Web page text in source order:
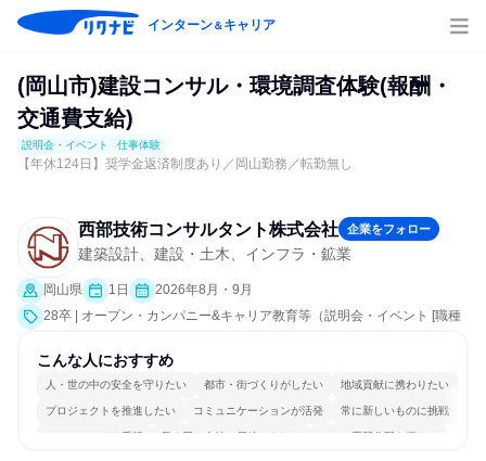
インターン＆キャリア
(岡山市)建設コンサル・環境調査体験(報酬・
交通費支給)
説明会・イベント 仕事体験
【年休124日】奨学金返済制度あり／岡山勤務／転勤無し
西部技術コンサルタント株式会社 企業をフォロー
建築設計、建設・土木、インフラ・鉱業
岡山県 1日
2026年8月・9月
28卒 | オープン・カンパニー&キャリア教育等（説明会・イベント [職種
こんな人におすすめ
人・世の中の安全を守りたい 都市・街づくりがしたい 地域貢献に携わりたい
プロジェクトを推進したい コミュニケーションが活発 常に新しいものに挑戦
チームワークを重視 長く同じ会社に居続けられる 一つの専門分野を極める